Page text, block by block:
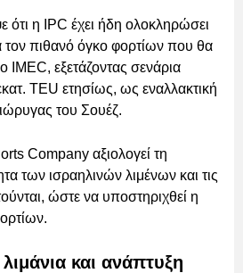
η IPC έχει ήδη ολοκληρώσει
τον πιθανό όγκο φορτίων που θα
IMEC, εξετάζοντας σενάρια
TEU ετησίως, ως εναλλακτική
του Σουέζ.
Company αξιολογεί τη
των ισραηλινών λιμένων και τις
ώστε να υποστηριχθεί η
και ανάπτυξη